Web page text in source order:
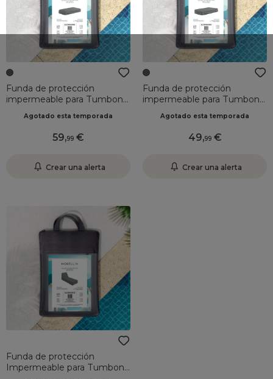
Funda de protección
impermeable para Tumbona
Agotado esta temporada
59,99
Crear una alerta
Funda de protección
impermeable para Tumbona
Agotado esta temporada
49,99
Crear una alerta
Funda de protección
Impermeable para Tumbona